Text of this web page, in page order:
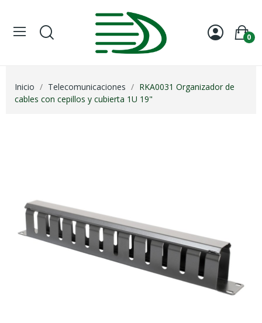
0
Inicio Telecomunicaciones
RKA0031 Organizador de
cables con cepillos y cubierta 1U 19"